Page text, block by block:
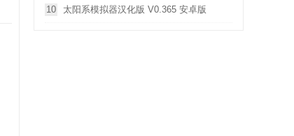
10 太阳系模拟器汉化版 V0.365 安卓版